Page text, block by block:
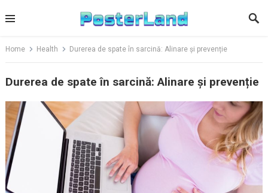
to
Home Health Durerea de spate în sarcină: Alinare și prevenție
Durerea de spate în sarcină: Alinare și prevenție